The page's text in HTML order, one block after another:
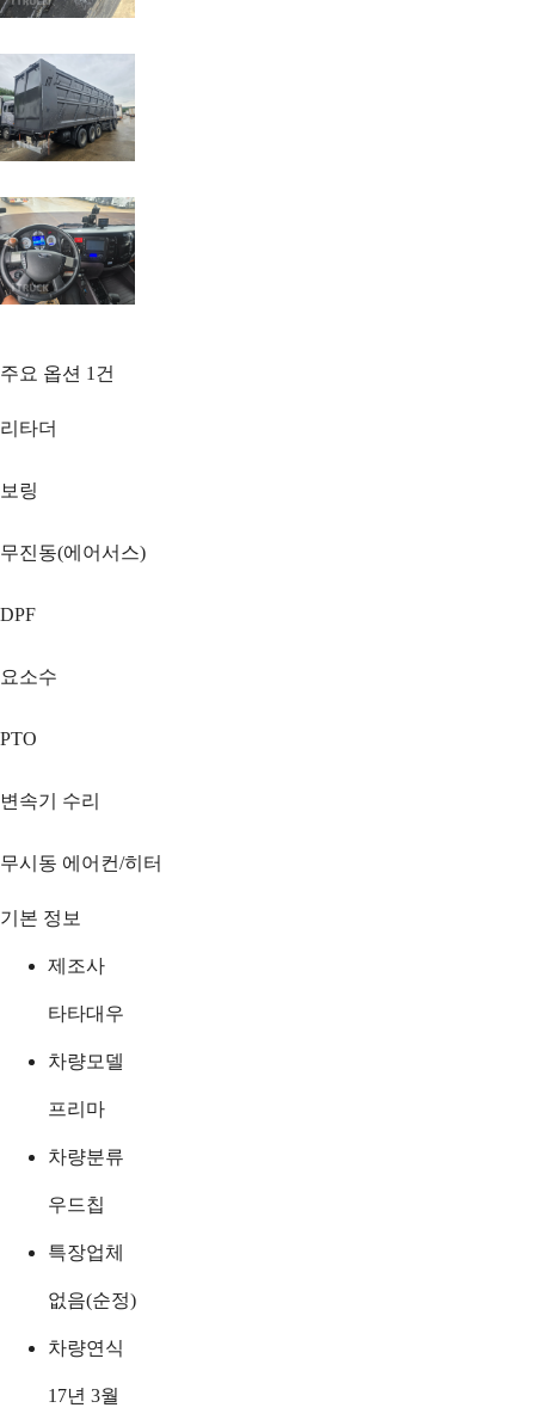
주요 옵션 1 건
리타더
보링
무진동(에어서스)
DPF
요소수
PTO
변속기 수리
무시동 에어컨/히터
기본 정보
제조사
타타대우
차량모델
프리마
차량분류
우드칩
특장업체
없음(순정)
차량연식
17년 3월